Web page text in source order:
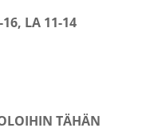
16, LA 11-14
TÄHÄN